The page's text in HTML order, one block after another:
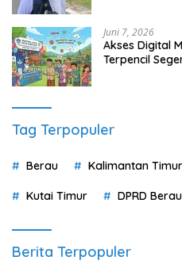
Juni 7, 2026
Akses Digital
Terpencil
Tag Terpopuler
Berau Kalimantan Timur
Kutai Timur DPRD Berau
Berita Terpopuler